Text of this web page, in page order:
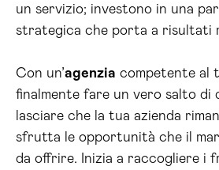
un servizio; investono in una
strategica che porta a risultati
Con un’agenzia competente al
finalmente fare un vero salto di
lasciare che la tua azienda
sfrutta le opportunità che il
da offrire. Inizia a raccogliere i